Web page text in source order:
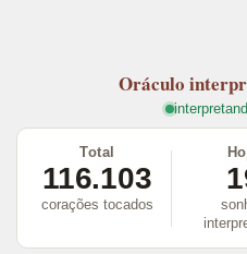
Oráculo
Total
116.103
corações tocados